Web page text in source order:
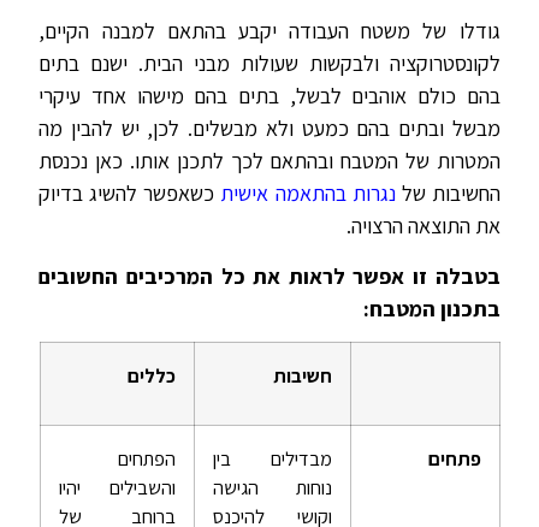
גודלו של משטח העבודה יקבע בהתאם למבנה הקיים,
לקונסטרוקציה ולבקשות שעולות מבני הבית. ישנם בתים
בהם כולם אוהבים לבשל, בתים בהם מישהו אחד עיקרי
מבשל ובתים בהם כמעט ולא מבשלים. לכן, יש להבין מה
המטרות של המטבח ובהתאם לכך לתכנן אותו. כאן נכנסת
החשיבות שלנגרות בהתאמה אישית כשאפשר להשיג בדיוק
את התוצאה הרצויה.
בטבלה זו אפשר לראות את כל המרכיבים החשובים
בתכנון המטבח:
חשיבות כללים
פתחים
מבדילים בין
נוחות הגישה
וקושי להיכנס
הפתחים
והשבילים יהיו
ברוחב של